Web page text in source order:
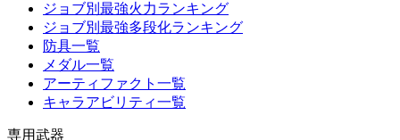
ジョブ別最強火力ランキング
ジョブ別最強多段化ランキング
防具一覧
メダル一覧
アーティファクト一覧
キャラアビリティ一覧
専用武器